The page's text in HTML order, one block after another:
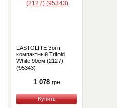
LASTOLITE Зонт
компактный Trifold
White 90см (2127)
(95343)
1 078 грн
Купить